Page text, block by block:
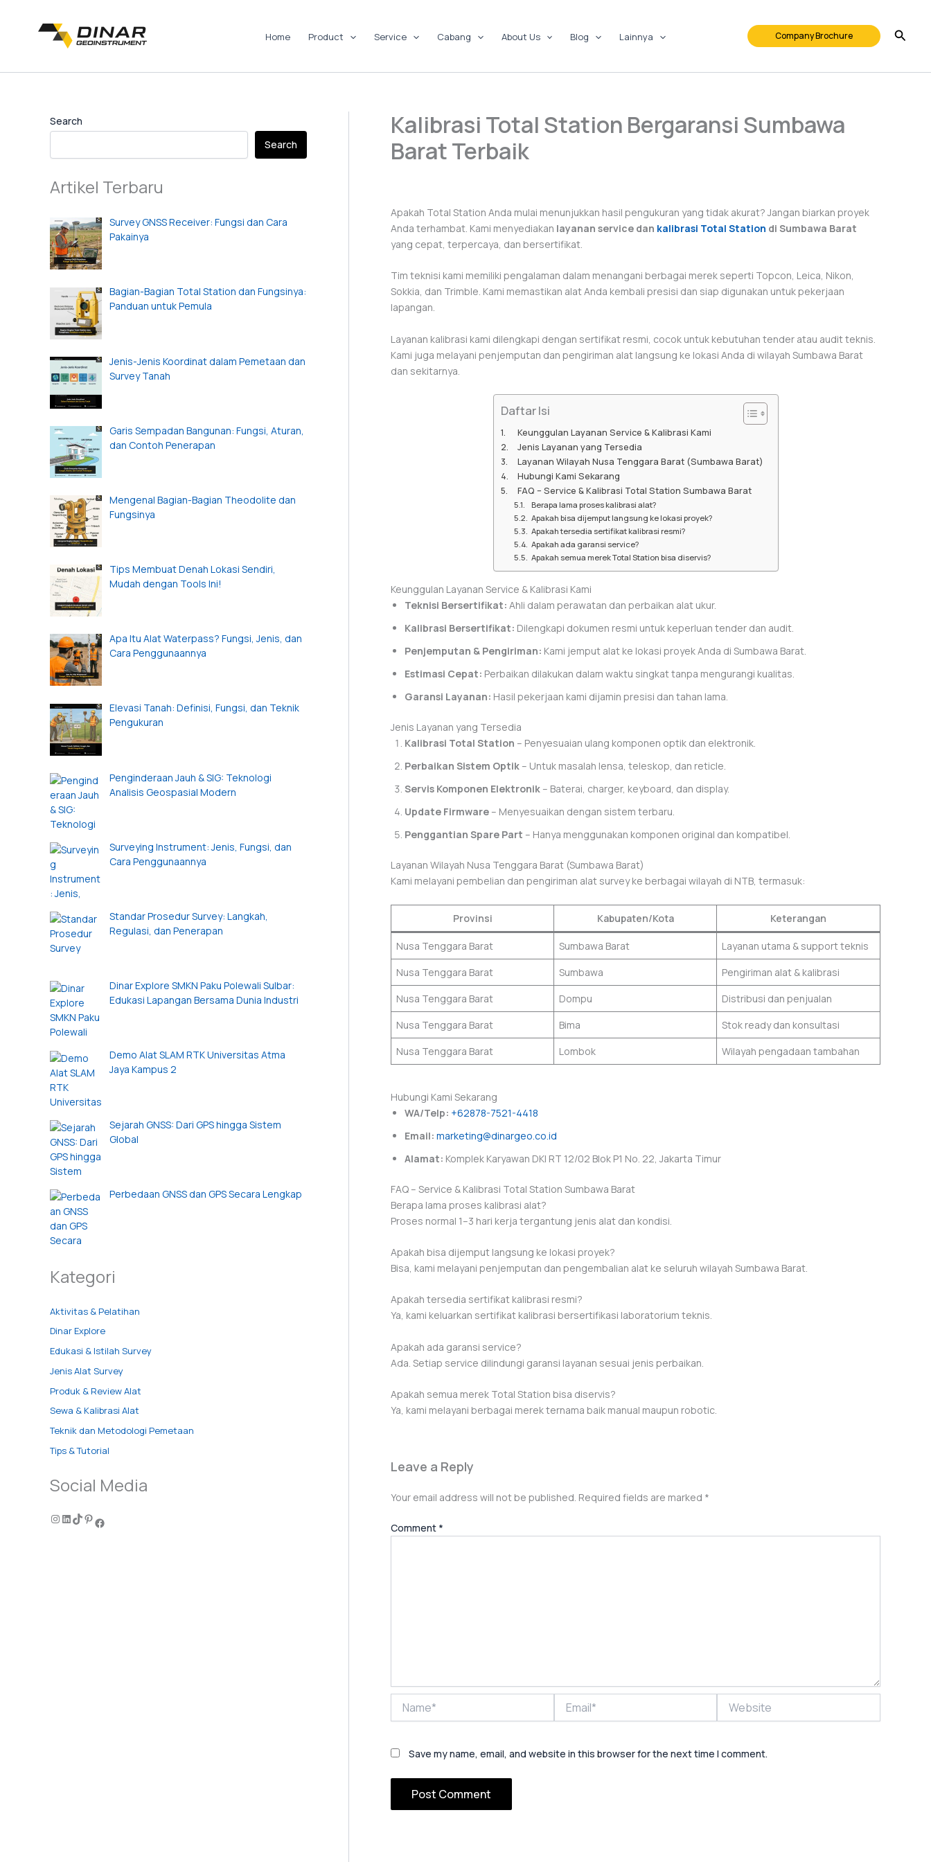
Home Product Service Cabang About Us Blog Lainnya Company Brochure
Search
Search
Artikel Terbaru
Survey GNSS Receiver: Fungsi dan Cara
Pakainya
Bagian-Bagian Total Station dan Fungsinya:
Panduan untuk Pemula
Jenis-Jenis Koordinat dalam Pemetaan dan
Survey Tanah
Garis Sempadan Bangunan: Fungsi, Aturan,
dan Contoh Penerapan
Mengenal Bagian-Bagian Theodolite dan
Fungsinya
Tips Membuat Denah Lokasi Sendiri,
Mudah dengan Tools Ini!
Apa Itu Alat Waterpass? Fungsi, Jenis, dan
Cara Penggunaannya
Elevasi Tanah: Definisi, Fungsi, dan Teknik
Pengukuran
Penginderaan Jauh & SIG: Teknologi
Analisis Geospasial Modern
Surveying Instrument: Jenis, Fungsi, dan
Cara Penggunaannya
Standar Prosedur Survey: Langkah,
Regulasi, dan Penerapan
Dinar Explore SMKN Paku Polewali Sulbar:
Edukasi Lapangan Bersama Dunia Industri
Demo Alat SLAM RTK Universitas Atma
Jaya Kampus 2
Sejarah GNSS: Dari GPS hingga Sistem
Global
Perbedaan GNSS dan GPS Secara Lengkap
Kategori
Aktivitas & Pelatihan
Dinar Explore
Edukasi & Istilah Survey
Jenis Alat Survey
Produk & Review Alat
Sewa & Kalibrasi Alat
Teknik dan Metodologi Pemetaan
Tips & Tutorial
Social Media
Kalibrasi Total Station Bergaransi Sumbawa
Barat Terbaik
Apakah Total Station Anda mulai menunjukkan hasil pengukuran yang tidak akurat? Jangan biarkan proyek
Anda terhambat. Kami menyediakan layanan service dan kalibrasi Total Station di Sumbawa Barat
yang cepat, terpercaya, dan bersertifikat.
Tim teknisi kami memiliki pengalaman dalam menangani berbagai merek seperti Topcon, Leica, Nikon,
Sokkia, dan Trimble. Kami memastikan alat Anda kembali presisi dan siap digunakan untuk pekerjaan
lapangan.
Layanan kalibrasi kami dilengkapi dengan sertifikat resmi, cocok untuk kebutuhan tender atau audit teknis.
Kami juga melayani penjemputan dan pengiriman alat langsung ke lokasi Anda di wilayah Sumbawa Barat
dan sekitarnya.
Daftar Isi
Keunggulan Layanan Service & Kalibrasi Kami
Jenis Layanan yang Tersedia
Layanan Wilayah Nusa Tenggara Barat (Sumbawa Barat)
Hubungi Kami Sekarang
FAQ – Service & Kalibrasi Total Station Sumbawa Barat
Berapa lama proses kalibrasi alat?
Apakah bisa dijemput langsung ke lokasi proyek?
Apakah tersedia sertifikat kalibrasi resmi?
Apakah ada garansi service?
Apakah semua merek Total Station bisa diservis?
Keunggulan Layanan Service & Kalibrasi Kami
Teknisi Bersertifikat: Ahli dalam perawatan dan perbaikan alat ukur.
Kalibrasi Bersertifikat: Dilengkapi dokumen resmi untuk keperluan tender dan audit.
Penjemputan & Pengiriman: Kami jemput alat ke lokasi proyek Anda di Sumbawa Barat.
Estimasi Cepat: Perbaikan dilakukan dalam waktu singkat tanpa mengurangi kualitas.
Garansi Layanan: Hasil pekerjaan kami dijamin presisi dan tahan lama.
Jenis Layanan yang Tersedia
Kalibrasi Total Station – Penyesuaian ulang komponen optik dan elektronik.
Perbaikan Sistem Optik – Untuk masalah lensa, teleskop, dan reticle.
Servis Komponen Elektronik – Baterai, charger, keyboard, dan display.
Update Firmware – Menyesuaikan dengan sistem terbaru.
Penggantian Spare Part – Hanya menggunakan komponen original dan kompatibel.
Layanan Wilayah Nusa Tenggara Barat (Sumbawa Barat)
Kami melayani pembelian dan pengiriman alat survey ke berbagai wilayah di NTB, termasuk:
Provinsi Kabupaten/Kota Keterangan
Nusa Tenggara Barat Sumbawa Barat
Layanan utama & support teknis
Nusa Tenggara Barat
Sumbawa
Pengiriman alat & kalibrasi
Nusa Tenggara Barat
Dompu
Distribusi dan penjualan
Nusa Tenggara Barat
Bima
Stok ready dan konsultasi
Nusa Tenggara Barat
Lombok Wilayah pengadaan tambahan
Hubungi Kami Sekarang
WA/Telp: +62878-7521-4418
Email: marketing@dinargeo.co.id
Alamat: Komplek Karyawan DKI RT 12/02 Blok P1 No. 22, Jakarta Timur
FAQ – Service & Kalibrasi Total Station Sumbawa Barat
Berapa lama proses kalibrasi alat?
Proses normal 1–3 hari kerja tergantung jenis alat dan kondisi.
Apakah bisa dijemput langsung ke lokasi proyek?
Bisa, kami melayani penjemputan dan pengembalian alat ke seluruh wilayah Sumbawa Barat.
Apakah tersedia sertifikat kalibrasi resmi?
Ya, kami keluarkan sertifikat kalibrasi bersertifikasi laboratorium teknis.
Apakah ada garansi service?
Ada. Setiap service dilindungi garansi layanan sesuai jenis perbaikan.
Apakah semua merek Total Station bisa diservis?
Ya, kami melayani berbagai merek ternama baik manual maupun robotic.
Leave a Reply
Your email address will not be published. Required fields are marked *
Comment *
Save my name, email, and website in this browser for the next time I comment.